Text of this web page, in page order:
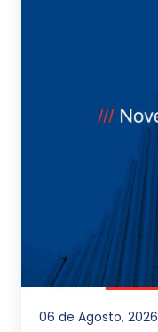
06 de Agosto, 2026